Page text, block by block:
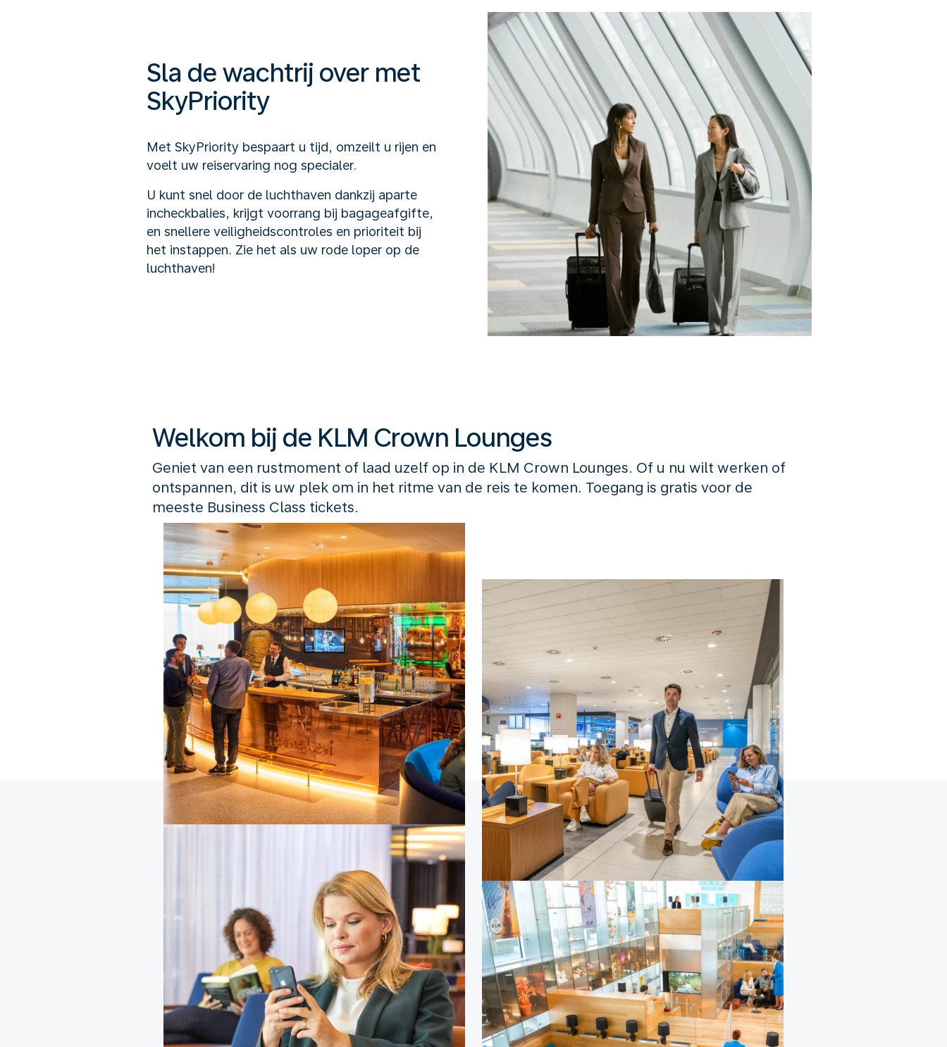
Sla de wachtrij over met
SkyPriority
Met SkyPriority bespaart u tijd, omzeilt u rijen en
voelt uw reiservaring nog specialer.
U kunt snel door de luchthaven dankzij aparte
incheckbalies, krijgt voorrang bij bagageafgifte,
en snellere veiligheidscontroles en prioriteit bij
het instappen. Zie het als uw rode loper op de
luchthaven!
Welkom bij de KLM Crown Lounges
Geniet van een rustmoment of laad uzelf op in de KLM Crown Lounges. Of u nu wilt werken of
ontspannen, dit is uw plek om in het ritme van de reis te komen. Toegang is gratis voor de
meeste Business Class tickets.